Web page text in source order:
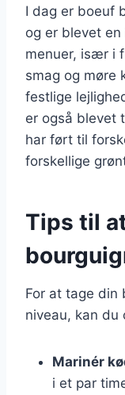
I dag er boeuf
og er blevet
menuer, især i
smag og møre
festlige
er også blevet
har ført til
forskellige
Tips til
For at tage
niveau, kan du
Marinér
i et par